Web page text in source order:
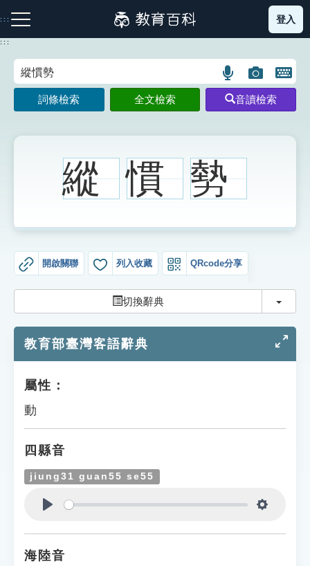
到
主
:::
注音索引圖示 筆畫索引圖示 部首索引表圖示
生字詞彙表
知識索引
遊戲專區
教學應用
貓頭鷹博士
登入
:::
語
言
搜
示
圖
片
搜
開
鍵
圖
詞條檢索 全文檢索 音讀檢索
縱 慣 勢
開啟關聯 列入收藏 QRcode分享
切換辭典 切換
教育部臺灣客語辭典
屬性：
動
四縣音
jiung31 guan55 se55
海陸音